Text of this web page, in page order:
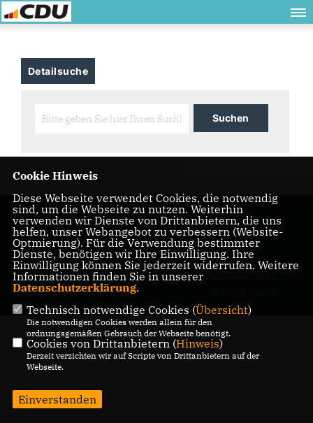
Detailsuche
IMPRESSUM DATENSCHUTZ KONTAKT
© 2026 CDU Kreisverband
Ostalb
Alle Rechte vorbehalten.
Realisation: Sharkness Media
Cookie Hinweis
Diese Webseite verwendet Cookies, die notwendig
sind, um die Webseite zu nutzen. Weiterhin
verwenden wir Dienste von Drittanbietern, die uns
helfen, unser Webangebot zu verbessern (Website-
Optmierung). Für die Verwendung bestimmter
Dienste, benötigen wir Ihre Einwilligung. Ihre
Einwilligung können Sie jederzeit widerrufen. Weitere
Informationen finden Sie in unserer
Datenschutzerklärung.
Technisch notwendige Cookies (Übersicht)
Die notwendigen Cookies werden allein für den
ordnungsgemäßen Gebrauch der Webseite benötigt.
Cookies von Drittanbietern (Hinweis)
Derzeit verzichten wir auf Scripte von Drittanbietern auf der
Webseite.
Einverstanden